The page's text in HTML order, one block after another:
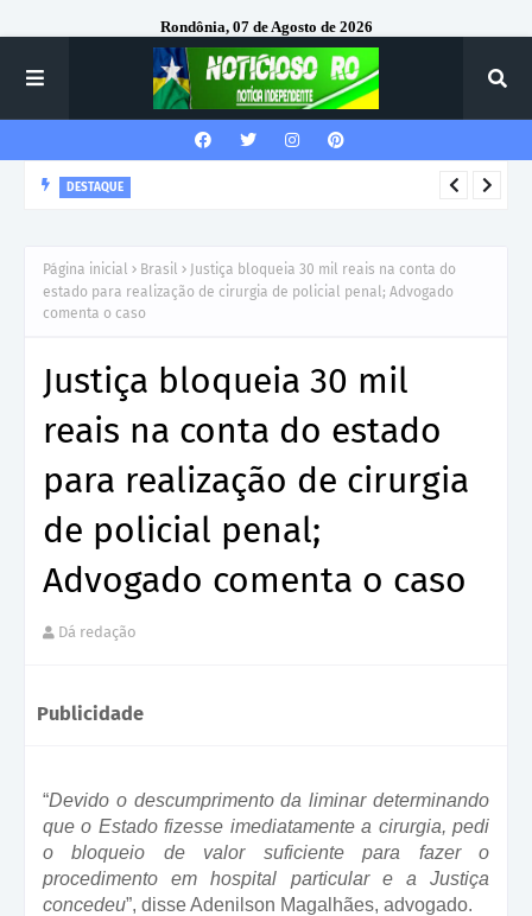
Rondônia, 07 de Agosto de 2026
DESTAQUE
Página inicial Brasil
Justiça bloqueia 30 mil reais na conta do
estado para realização de cirurgia de policial penal; Advogado
comenta o caso
Justiça bloqueia 30 mil
reais na conta do estado
para realização de cirurgia
de policial penal;
Advogado comenta o caso
Dá redação
Publicidade
“Devido o descumprimento da liminar determinando
que o Estado fizesse imediatamente a cirurgia, pedi
o bloqueio de valor suficiente para fazer o
procedimento em hospital particular e a Justiça
concedeu”, disse Adenilson Magalhães, advogado.